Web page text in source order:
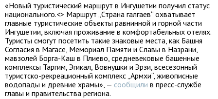
«Новый туристический маршрут в Ингушетии получил статус
национального.<> Маршрут „Страна галгаев“ охватывает
главные туристические объекты равнинной и горной части
Ингушетии, включая проживание в комфортабельных отелях.
Туристы смогут посетить такие знаковые места, как Башня
Согласия в Магасе, Мемориал Памяти и Славы в Назрани,
мавзолей Борга-Каш в Плиево, средневековые башенные
комплексы Таргим, Эгикал, Вовнушки и Эрзи, всесезонный
туристско-рекреационный комплекс „Армхи“, живописные
водопады и древние храмы», — сообщили в пресс-службе
главы и правительства региона.